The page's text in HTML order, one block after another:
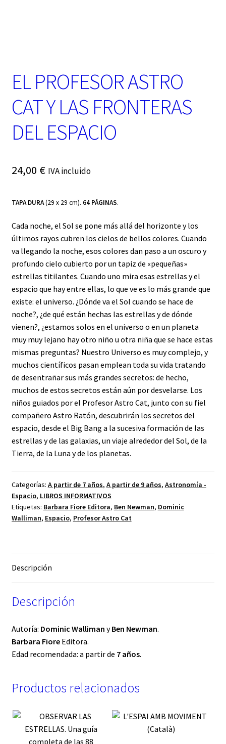
EL PROFESOR ASTRO
CAT Y LAS FRONTERAS
DEL ESPACIO
24,00 € IVA incluido
TAPA DURA(29 x 29 cm). 64 PÁGINAS.
Cada noche, el Sol se pone más allá del horizonte y los
últimos rayos cubren los cielos de bellos colores. Cuando
va llegando la noche, esos colores dan paso a un oscuro y
profundo cielo cubierto por un tapiz de «pequeñas»
estrellas titilantes. Cuando uno mira esas estrellas y el
espacio que hay entre ellas, lo que ve es lo más grande que
existe: el universo. ¿Dónde va el Sol cuando se hace de
noche?, ¿de qué están hechas las estrellas y de dónde
vienen?, ¿estamos solos en el universo o en un planeta
muy muy lejano hay otro niño u otra niña que se hace estas
mismas preguntas? Nuestro Universo es muy complejo, y
muchos científicos pasan emplean toda su vida tratando
de desentrañar sus más grandes secretos: de hecho,
muchos de estos secretos están aún por desvelarse. Los
niños guiados por el Profesor Astro Cat, junto con su fiel
compañero Astro Ratón, descubrirán los secretos del
espacio, desde el Big Bang a la sucesiva formación de las
estrellas y de las galaxias, un viaje alrededor del Sol, de la
Tierra, de la Luna y de los planetas.
Categorías: A partir de 7 años, A partir de 9 años, Astronomía -
Espacio, LIBROS INFORMATIVOS
Etiquetas: Barbara Fiore Editora, Ben Newman, Dominic
Walliman, Espacio, Profesor Astro Cat
Descripción
Descripción
Autoría: Dominic Walliman yBen Newman.
Barbara FioreEditora.
Edad recomendada: a partir de 7 años.
Productos relacionados